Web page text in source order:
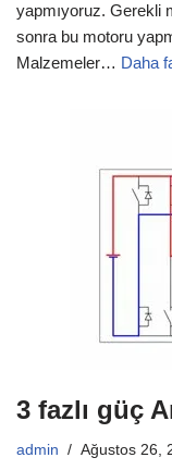
yapmıyoruz. Gerekli
sonra bu motoru
Malzemeler… Daha
3 fazlı güç
admin Ağustos 26,